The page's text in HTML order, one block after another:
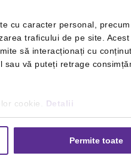
cu caracter personal,
traficului de pe site.
să interacționați cu
vă puteți retrage
cookie. Detalii
Permite toate